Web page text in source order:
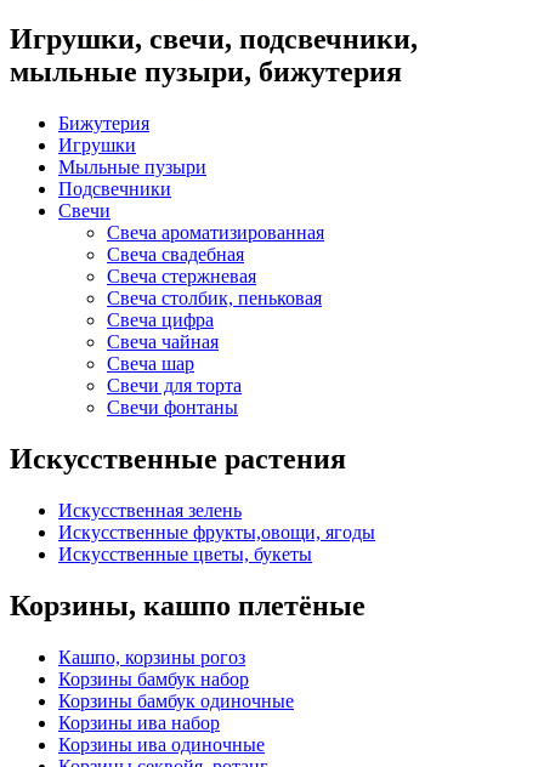
Игрушки, свечи, подсвечники,
мыльные пузыри, бижутерия
Бижутерия
Игрушки
Мыльные пузыри
Подсвечники
Свечи
Свеча ароматизированная
Свеча свадебная
Свеча стержневая
Свеча столбик, пеньковая
Свеча цифра
Свеча чайная
Свеча шар
Свечи для торта
Свечи фонтаны
Искусственные растения
Искусственная зелень
Искусственные фрукты,овощи, ягоды
Искусственные цветы, букеты
Корзины, кашпо плетёные
Кашпо, корзины рогоз
Корзины бамбук набор
Корзины бамбук одиночные
Корзины ива набор
Корзины ива одиночные